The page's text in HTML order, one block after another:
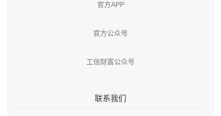
官方APP
官方公众号
工信财富公众号
联系我们